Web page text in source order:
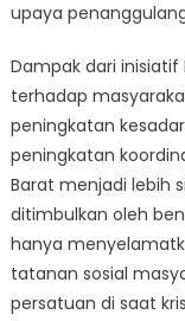
upaya
Dampak dari inisiatif
terhadap
peningkatan
peningkatan
Barat menjadi lebih
ditimbulkan oleh
hanya
tatanan sosial
persatuan di saat